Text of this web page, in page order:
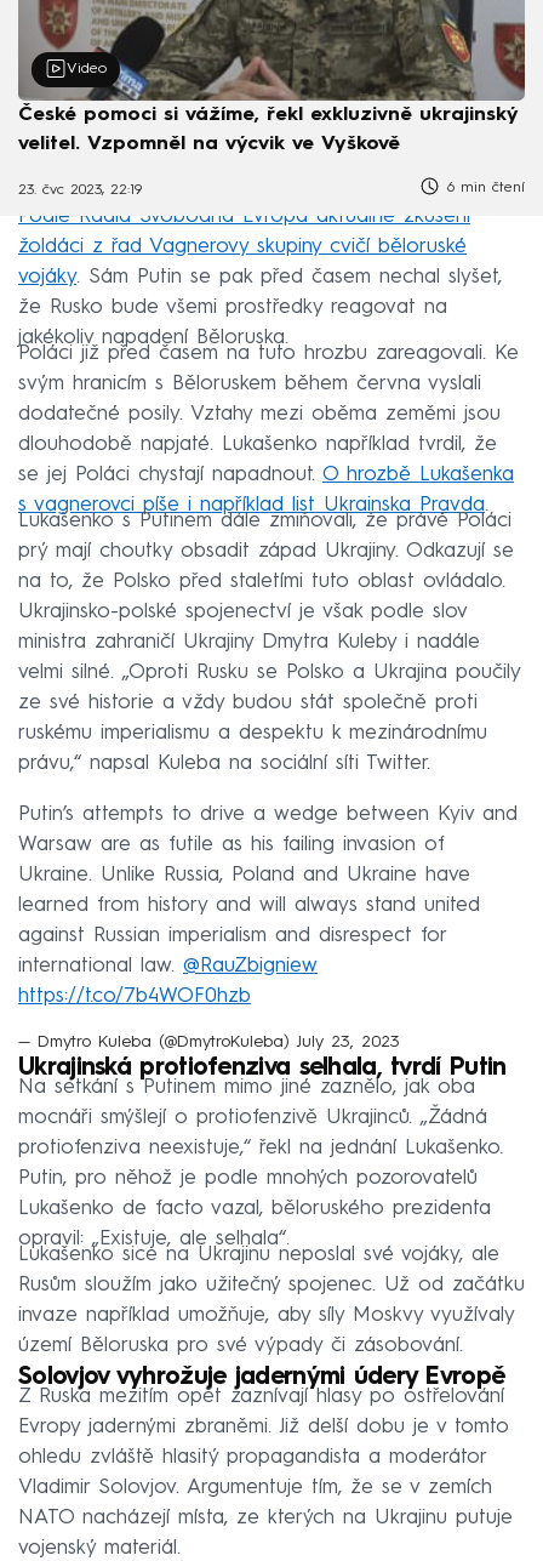
Video
České pomoci si vážíme, řekl exkluzivně ukrajinský
velitel. Vzpomněl na výcvik ve Vyškově
23. čvc 2023, 22:19 6 min čtení
Podle Rádia Svobodná Evropa aktuálně zkušení
žoldáci z řad Vagnerovy skupiny cvičí běloruské
vojáky. Sám Putin se pak před časem nechal slyšet,
že Rusko bude všemi prostředky reagovat na
jakékoliv napadení Běloruska.
Poláci již před časem na tuto hrozbu zareagovali. Ke
svým hranicím s Běloruskem během června vyslali
dodatečné posily. Vztahy mezi oběma zeměmi jsou
dlouhodobě napjaté. Lukašenko například tvrdil, že
se jej Poláci chystají napadnout. O hrozbě Lukašenka
s vagnerovci píše i například list Ukrainska Pravda.
Lukašenko s Putinem dále zmiňovali, že právě Poláci
prý mají choutky obsadit západ Ukrajiny. Odkazují se
na to, že Polsko před staletími tuto oblast ovládalo.
Ukrajinsko-polské spojenectví je však podle slov
ministra zahraničí Ukrajiny Dmytra Kuleby i nadále
velmi silné. „Oproti Rusku se Polsko a Ukrajina poučily
ze své historie a vždy budou stát společně proti
ruskému imperialismu a despektu k mezinárodnímu
právu,“ napsal Kuleba na sociální síti Twitter.
Putin’s attempts to drive a wedge between Kyiv and
Warsaw are as futile as his failing invasion of
Ukraine. Unlike Russia, Poland and Ukraine have
learned from history and will always stand united
against Russian imperialism and disrespect for
international law. @RauZbigniew
https://t.co/7b4WOF0hzb
— Dmytro Kuleba (@DmytroKuleba) July 23, 2023
Ukrajinská protiofenziva selhala, tvrdí Putin
Na setkání s Putinem mimo jiné zaznělo, jak oba
mocnáři smýšlejí o protiofenzivě Ukrajinců. „Žádná
protiofenziva neexistuje,“ řekl na jednání Lukašenko.
Putin, pro něhož je podle mnohých pozorovatelů
Lukašenko de facto vazal, běloruského prezidenta
opravil: „Existuje, ale selhala“.
Lukašenko sice na Ukrajinu neposlal své vojáky, ale
Rusům sloužím jako užitečný spojenec. Už od začátku
invaze například umožňuje, aby síly Moskvy využívaly
území Běloruska pro své výpady či zásobování.
Solovjov vyhrožuje jadernými údery Evropě
Z Ruska mezitím opět zaznívají hlasy po ostřelování
Evropy jadernými zbraněmi. Již delší dobu je v tomto
ohledu zvláště hlasitý propagandista a moderátor
Vladimir Solovjov. Argumentuje tím, že se v zemích
NATO nacházejí místa, ze kterých na Ukrajinu putuje
vojenský materiál.